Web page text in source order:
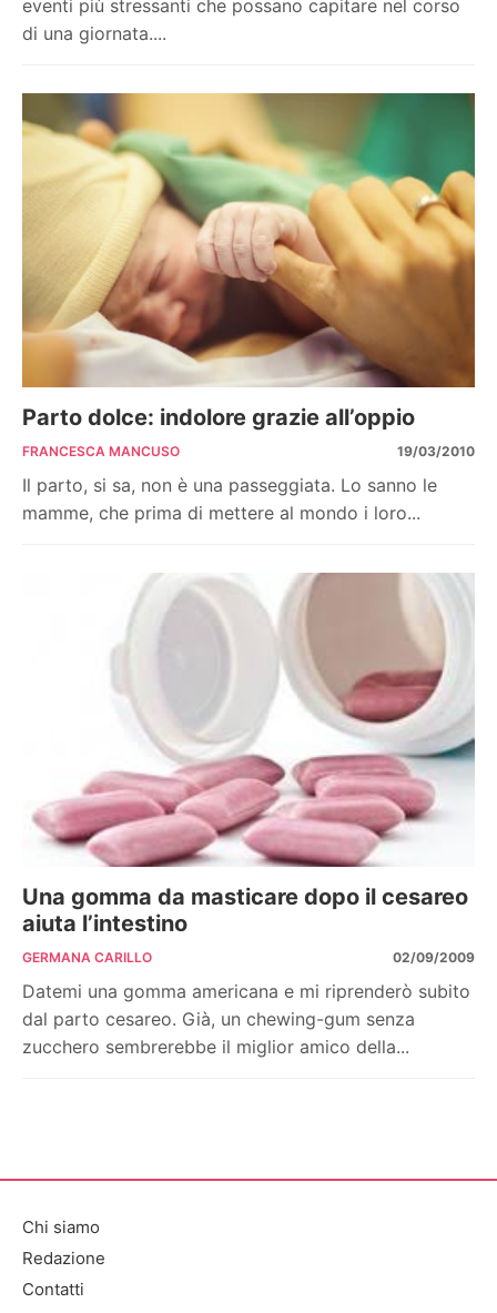
eventi più stressanti che possano capitare nel corso
di una giornata....
Parto dolce: indolore grazie all’oppio
FRANCESCA MANCUSO 19/03/2010
Il parto, si sa, non è una passeggiata. Lo sanno le
mamme, che prima di mettere al mondo i loro...
Una gomma da masticare dopo il cesareo
aiuta l’intestino
GERMANA CARILLO 02/09/2009
Datemi una gomma americana e mi riprenderò subito
dal parto cesareo. Già, un chewing-gum senza
zucchero sembrerebbe il miglior amico della...
Chi siamo
Redazione
Contatti